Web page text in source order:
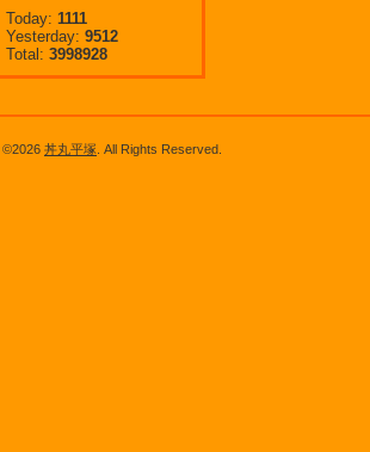
Today: 1111
Yesterday: 9512
Total: 3998928
©2026 丼丸平塚 . All Rights Reserved.